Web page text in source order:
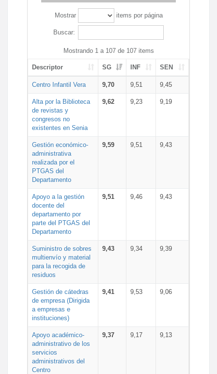
Mostrar items por página
Buscar:
Mostrando 1 a 107 de 107 items
Descriptor SG INF SEN
Centro Infantil Vera 9,70 9,51 9,45
Alta por la Biblioteca
de revistas y
congresos no
existentes en Senia
9,62 9,23 9,19
Gestión económico-
administrativa
realizada por el
PTGAS del
Departamento
9,59 9,51 9,43
Apoyo a la gestión
docente del
departamento por
parte del PTGAS del
Departamento
9,51 9,46 9,43
Suministro de sobres
multienvío y material
para la recogida de
residuos
9,43 9,34 9,39
Gestión de cátedras
de empresa (Dirigida
a empresas e
instituciones)
9,41 9,53 9,06
Apoyo académico-
administrativo de los
servicios
administrativos del
Centro
9,37 9,17 9,13